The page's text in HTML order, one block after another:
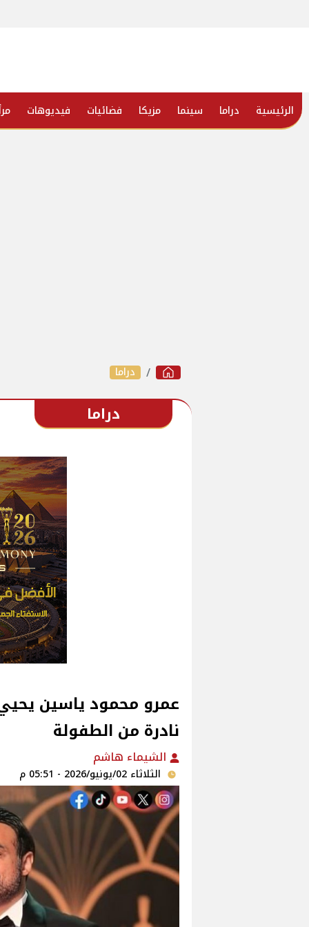
الرئيسية دراما سينما مزيكا فضائيات فيديوهات
دراما
دراما
عمرو محمود ياسين
نادرة من الطفولة
الشيماء هاشم
الثلاثاء 02/يونيو/2026 - 05:51 م